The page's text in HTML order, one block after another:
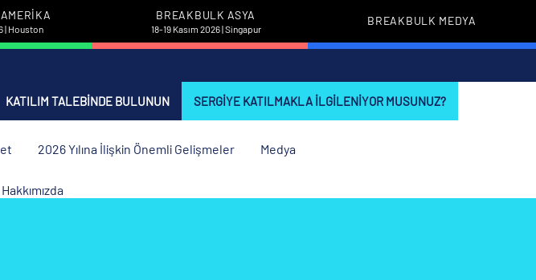
| Houston
BREAKBULK ASYA
18-19 Kasım 2026 | Singapur
BREAKBULK MEDYA
KATILIM TALEBINDE BULUNUN SERGIYE KATILMAKLA ILGILENIYOR MUSUNUZ?
2026 Yılına İlişkin Önemli Gelişmeler Medya
Hakkımızda